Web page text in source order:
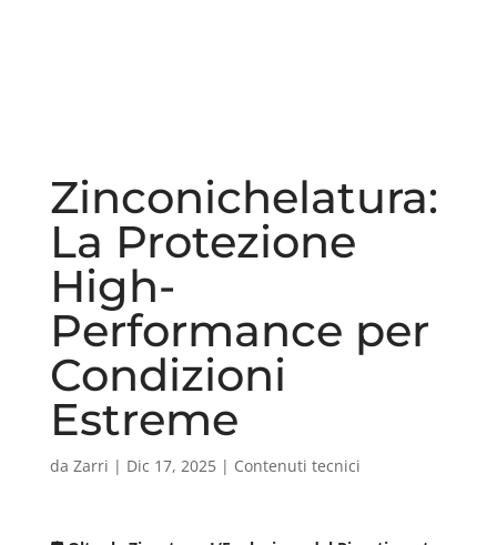
Zinconichelatura:
La Protezione
High-
Performance per
Condizioni
Estreme
da Zarri | Dic 17, 2025| Contenuti tecnici